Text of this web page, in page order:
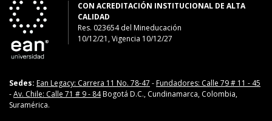
CON ACREDITACIÓN INSTITUCIONAL DE ALTA
CALIDAD
Res. 023654del Mineducación
10/12/21, Vigencia 10/12/27
Sedes: Ean Legacy: Carrera 11 No. 78-47 -Fundadores: Calle 79 # 11 - 45
-Av. Chile: Calle 71 # 9 - 84Bogotá D.C., Cundinamarca, Colombia,
Suramérica.